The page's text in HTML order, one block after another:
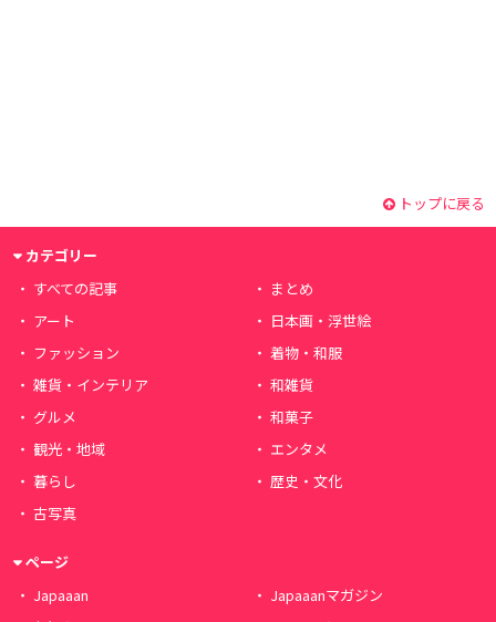
トップに戻る
カテゴリー
すべての記事
まとめ
アート
日本画・浮世絵
ファッション
着物・和服
雑貨・インテリア
和雑貨
グルメ
和菓子
観光・地域
エンタメ
暮らし
歴史・文化
古写真
ページ
Japaaan
Japaaanマガジン